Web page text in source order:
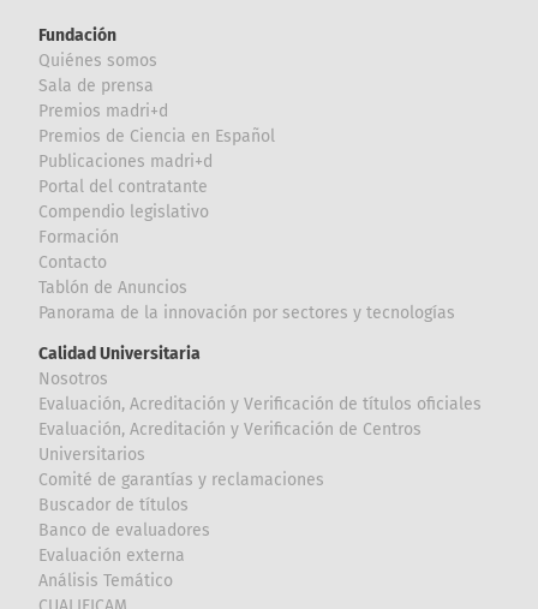
Fundación
Quiénes somos
Sala de prensa
Premios madri+d
Premios de Ciencia en Español
Publicaciones madri+d
Portal del contratante
Compendio legislativo
Formación
Contacto
Tablón de Anuncios
Panorama de la innovación por sectores y tecnologías
Calidad Universitaria
Nosotros
Evaluación, Acreditación y Verificación de títulos oficiales
Evaluación, Acreditación y Verificación de Centros
Universitarios
Comité de garantías y reclamaciones
Buscador de títulos
Banco de evaluadores
Evaluación externa
Análisis Temático